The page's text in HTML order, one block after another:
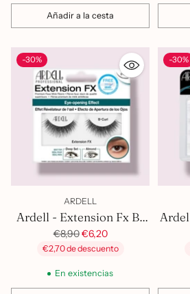
Añadir a la cesta
Cantidad
-30%
ARDELL
Ardell - Extension Fx B-
Curl
Precio
habitual
€8,90€6,20
€2,70 de descuento
En existencias
-30%